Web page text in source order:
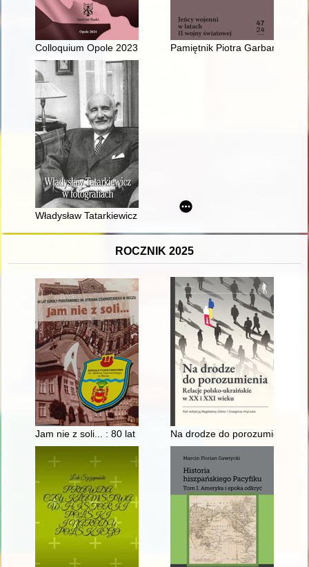
Colloquium Opole 2023 : o wolności i demokracji we
Pamiętnik Piotra Garbarczyka
Władysław Tatarkiewicz w fotografiach
ROCZNIK 2025
Jam nie z soli... : 80 lat Szkoły Podstawowej im. Stefana
Na drodze do porozumienia :